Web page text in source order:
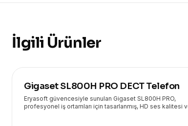
İlgili Ürünler
Gigaset SL800H PRO DECT Telefon
Eryasoft güvencesiyle sunulan Gigaset SL800H PRO,
profesyonel iş ortamları için tasarlanmış, HD ses kalitesi